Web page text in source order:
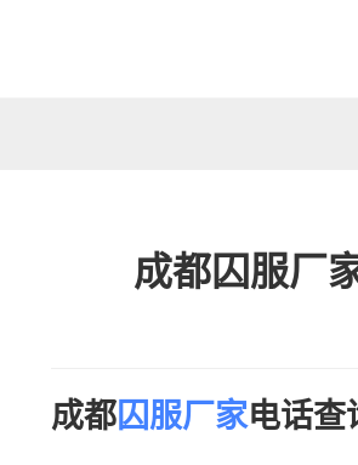
成都囚服厂
成都囚服厂家电话查